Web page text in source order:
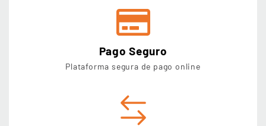
Pago Seguro
Plataforma segura de pago online